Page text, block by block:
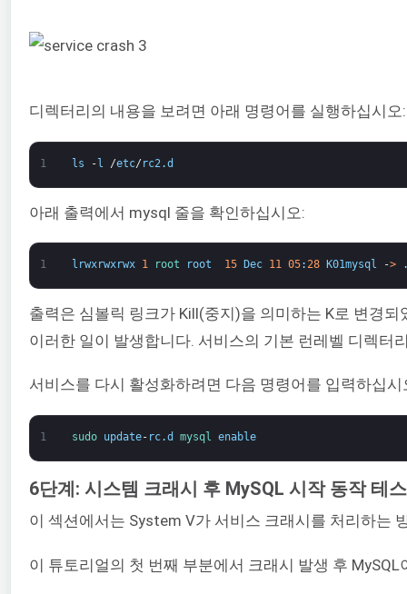
디렉터리의 내용을 보려면 아래 명령어를 실행하십시오:
1 ls -l /etc/ rc2 .d
아래 출력에서 mysql 줄을 확인하십시오:
1 lrwxrwxrwx 1 root root 15 Dec 11 05:28 K01mysql ->
출력은 심볼릭 링크가 Kill(중지)을 의미하는 K로 변경
이러한 일이 발생합니다. 서비스의 기본 런레벨 디렉터
서비스를 다시 활성화하려면 다음 명령어를 입력하십시
1 sudo update- rc.d mysql enable
6단계: 시스템 크래시 후 MySQL 시작 동작 테
이 섹션에서는 System V가 서비스 크래시를 처리하는
이 튜토리얼의 첫 번째 부분에서 크래시 발생 후